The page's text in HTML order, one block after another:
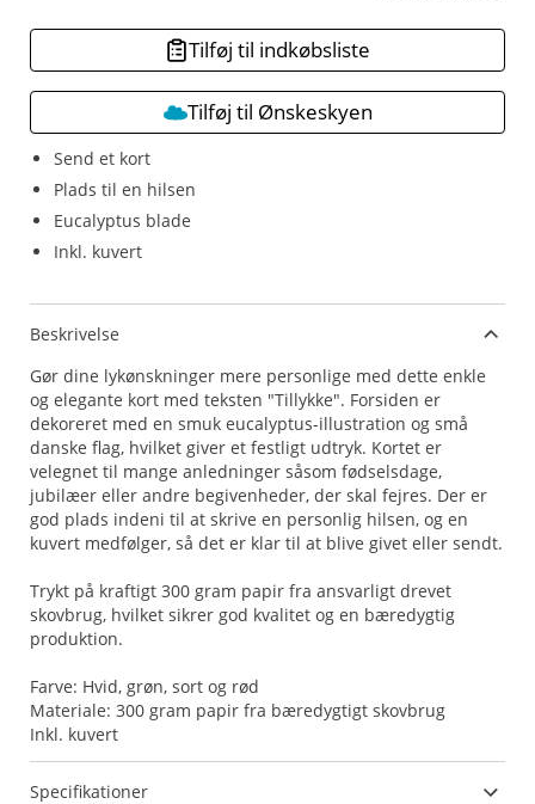
Send et kort
Plads til en hilsen
Eucalyptus blade
Inkl. kuvert
Tilføj til indkøbsliste
Tilføj til Ønskeskyen
Beskrivelse
Gør dine lykønskninger mere personlige med dette enkle
og elegante kort med teksten "Tillykke". Forsiden er
dekoreret med en smuk eucalyptus-illustration og små
danske flag, hvilket giver et festligt udtryk. Kortet er
velegnet til mange anledninger såsom fødselsdage,
jubilæer eller andre begivenheder, der skal fejres. Der er
god plads indeni til at skrive en personlig hilsen, og en
kuvert medfølger, så det er klar til at blive givet eller sendt.
Trykt på kraftigt 300 gram papir fra ansvarligt drevet
skovbrug, hvilket sikrer god kvalitet og en bæredygtig
produktion.
Farve: Hvid, grøn, sort og rød
Materiale: 300 gram papir fra bæredygtigt skovbrug
Inkl. kuvert
Specifikationer